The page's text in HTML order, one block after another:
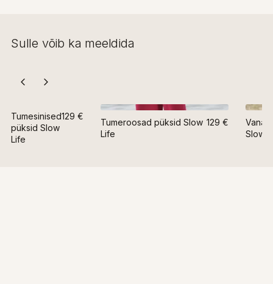
Sulle võib ka meeldida
Tumesinised
püksid Slow
Life
129 €
Tumeroosad püksid Slow
Life
129 €
Slow